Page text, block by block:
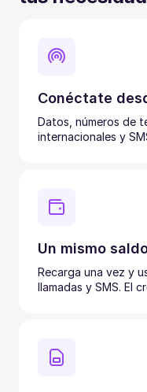
Conéctate
Datos, números de
internacionales y
Un mismo
Recarga una vez y
llamadas y SMS. El